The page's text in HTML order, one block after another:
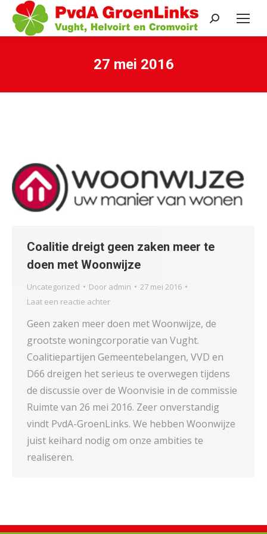
Search:
27 mei 2016
Coalitie dreigt geen zaken meer te
doen met Woonwijze
Uncategorized Door admin
27 mei 2016
Laat een reactie achter
Geen zaken meer doen met Woonwijze, de
grootste woningcorporatie van Vught.
Coalitiepartijen Gemeentebelangen, VVD en
D66 dreigen het serieus te overwegen tijdens
de discussie over de Woonvisie in de commissie
Ruimte van 26 mei 2016. Zeer onverstandig
vindt PvdA-GroenLinks. We hebben Woonwijze
juist keihard nodig om onze ambities te
realiseren.